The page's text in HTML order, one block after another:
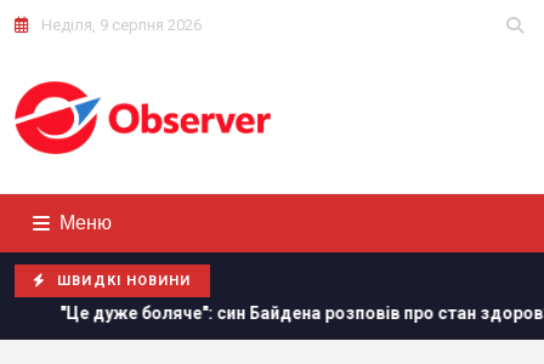
Неділя, 9 серпня 2026
Меню
ШВИДКІ НОВИНИ
про стан здоров’я свого батька Відомий